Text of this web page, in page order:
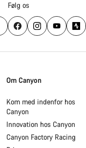
Følg os
Hjemmeside
Om Canyon
Kom med indenfor hos
Canyon
Innovation hos Canyon
Canyon Factory Racing